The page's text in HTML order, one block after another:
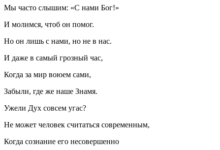
Мы часто слышим: «С нами Бог!»
И молимся, чтоб он помог.
Но он лишь с нами, но не в нас.
И даже в самый грозный час,
Когда за мир воюем сами,
Забыли, где же наше Знамя.
Ужели Дух совсем угас?
Не может человек считаться современным,
Когда сознание его несовершенно